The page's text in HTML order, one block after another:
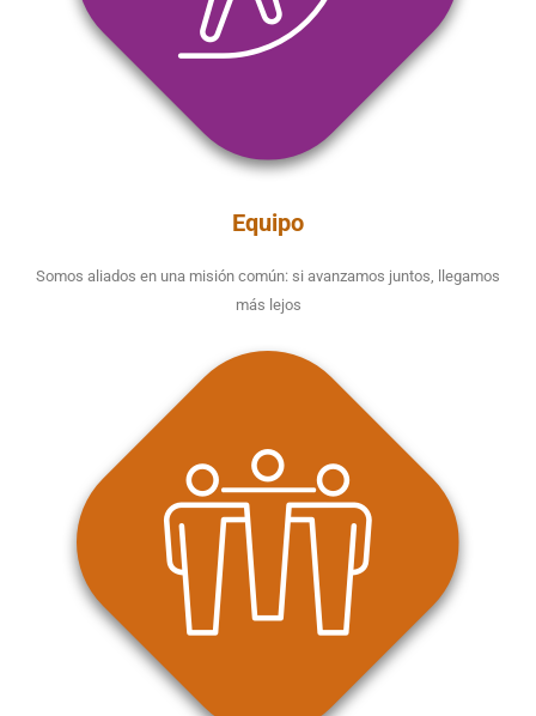
Equipo
Somos aliados en una misión común: si avanzamos juntos, llegamos
más lejos